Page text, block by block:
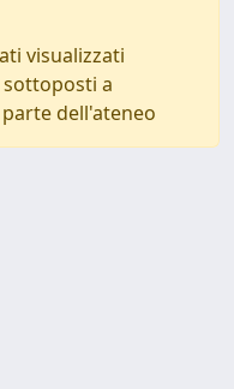
visualizzati
a
dell'ateneo